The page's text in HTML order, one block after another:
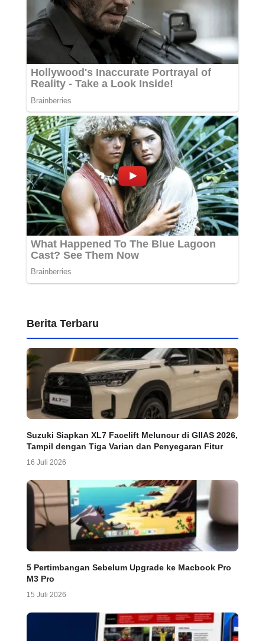
Berita Terbaru
Suzuki Siapkan XL7 Facelift Meluncur di GIIAS 2026,
Tampil dengan Tiga Varian dan Penyegaran Fitur
16 Juli 2026
5 Pertimbangan Sebelum Upgrade ke Macbook Pro
M3 Pro
15 Juli 2026